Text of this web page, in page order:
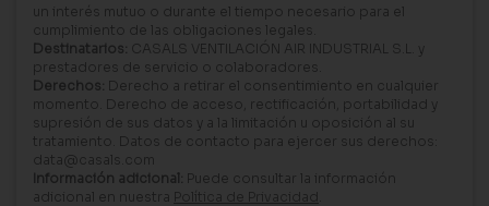
un interés mutuo o durante el tiempo necesario para el
cumplimiento de las obligaciones legales.
Destinatarios: CASALS VENTILACIÓN AIR INDUSTRIAL S.L. y
prestadores de servicio o colaboradores.
Derechos: Derecho a retirar el consentimiento en cualquier
momento. Derecho de acceso, rectificación, portabilidad y
supresión de sus datos y a la limitación u oposición al su
tratamiento. Datos de contacto para ejercer sus derechos:
data@casals.com
Información adicional: Puede consultar la información
adicional en nuestra Política de Privacidad